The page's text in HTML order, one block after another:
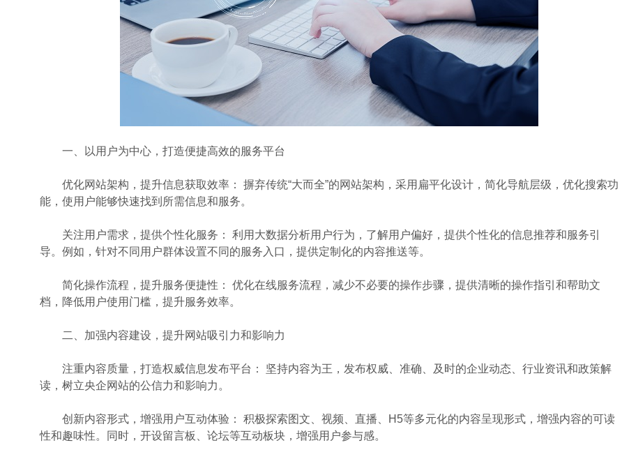
一、以用户为中心，打造便捷高效的服务平台
优化网站架构，提升信息获取效率： 摒弃传统“大而全”的网站架构，采用扁平化设计，简化导航层级，优化搜索功
能，使用户能够快速找到所需信息和服务。
关注用户需求，提供个性化服务： 利用大数据分析用户行为，了解用户偏好，提供个性化的信息推荐和服务引
导。例如，针对不同用户群体设置不同的服务入口，提供定制化的内容推送等。
简化操作流程，提升服务便捷性： 优化在线服务流程，减少不必要的操作步骤，提供清晰的操作指引和帮助文
档，降低用户使用门槛，提升服务效率。
二、加强内容建设，提升网站吸引力和影响力
注重内容质量，打造权威信息发布平台： 坚持内容为王，发布权威、准确、及时的企业动态、行业资讯和政策解
读，树立央企网站的公信力和影响力。
创新内容形式，增强用户互动体验： 积极探索图文、视频、直播、H5等多元化的内容呈现形式，增强内容的可读
性和趣味性。同时，开设留言板、论坛等互动板块，增强用户参与感。